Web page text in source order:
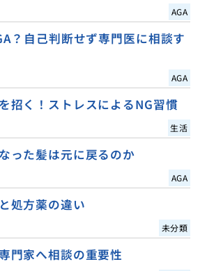
AGA
？自己判断せず専門医に相談す
AGA
招く！ストレスによるNG習慣
生活
った髪は元に戻るのか
AGA
処方薬の違い
未分類
門家へ相談の重要性